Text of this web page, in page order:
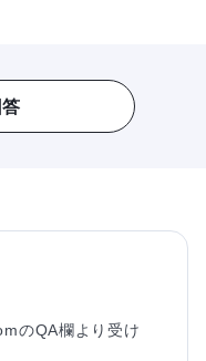
のQA欄より受け